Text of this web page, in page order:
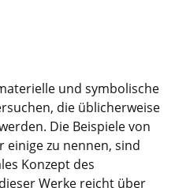
und symbolische
die üblicherweise
Die Beispiele von
einige zu nennen, sind
Konzept des
Werke reicht über